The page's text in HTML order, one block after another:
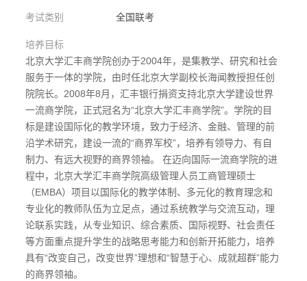
考试类别 全国联考
培养目标
北京大学汇丰商学院创办于2004年，是集教学、研究和社会
服务于一体的学院，由时任北京大学副校长海闻教授担任创
院院长。2008年8月，汇丰银行捐资支持北京大学建设世界
一流商学院，正式冠名为“北京大学汇丰商学院”。学院的目
标是建设国际化的教学环境，致力于经济、金融、管理的前
沿学术研究，建设一流的“商界军校”，培养有领导力、有自
制力、有远大视野的商界领袖。 在迈向国际一流商学院的进
程中，北京大学汇丰商学院高级管理人员工商管理硕士
（EMBA）项目以国际化的教学体制、多元化的教育理念和
专业化的教师队伍为立足点，通过系统教学与交流互动，理
论联系实践，从专业知识、综合素质、国际视野、社会责任
等方面重点提升学生的战略思考能力和创新开拓能力，培养
具有“改变自己，改变世界”理想和“智慧于心、成就超群”能力
的商界领袖。